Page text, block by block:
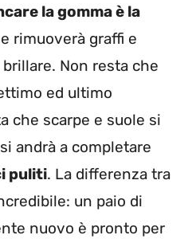
la gomma è la
rimuoverà graffi e
Non resta che
ed ultimo
che scarpe e suole si
andrà a completare
puliti. La differenza tra
un paio di
nuovo è pronto per